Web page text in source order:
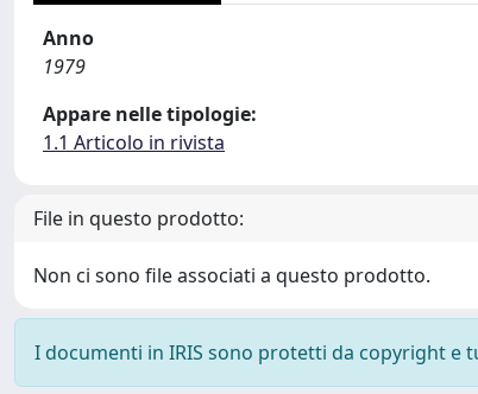
Anno
1979
Appare nelle tipologie:
1.1 Articolo in rivista
File in questo prodotto:
Non ci sono file associati a questo prodotto.
I documenti in IRIS sono protetti da copyright e